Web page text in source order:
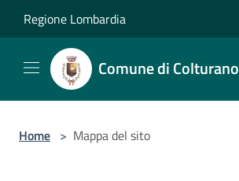
Regione Lombardia
Comune di Colturano
Home > Mappa del sito